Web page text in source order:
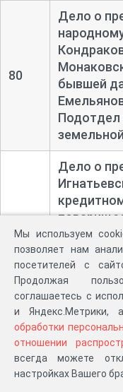
80
Дело о
бывшей
Подотдел
81
Дело о
бывшего
Когинова
год,
Дело о
Мы используем
позволяет нам
посетителей с
Продолжая
соглашаетесь с
и
обработки
отношении
всегда можете
настройках Вашего